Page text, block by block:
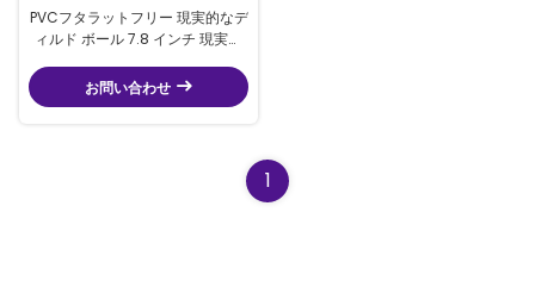
PVCフタラットフリー 現実的なデ
ィルド ボール 7.8 インチ 現実的
お問い合わせ
1